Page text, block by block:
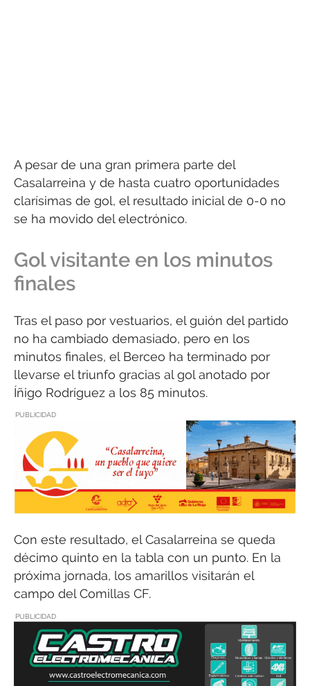
A pesar de una gran primera parte del
Casalarreina y de hasta cuatro oportunidades
clarísimas de gol, el resultado inicial de 0-0 no
se ha movido del electrónico.
Gol visitante en los minutos
finales
Tras el paso por vestuarios, el guión del partido
no ha cambiado demasiado, pero en los
minutos finales, el Berceo ha terminado por
llevarse el triunfo gracias al gol anotado por
Íñigo Rodríguez a los 85 minutos.
PUBLICIDAD
Con este resultado, el Casalarreina se queda
décimo quinto en la tabla con un punto. En la
próxima jornada, los amarillos visitarán el
campo del Comillas CF.
PUBLICIDAD